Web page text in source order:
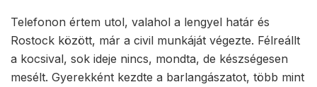
Telefonon értem utol, valahol a lengyel határ és
Rostock között, már a civil munkáját végezte. Félreállt
a kocsival, sok ideje nincs, mondta, de készségesen
mesélt. Gyerekként kezdte a barlangászatot, több mint